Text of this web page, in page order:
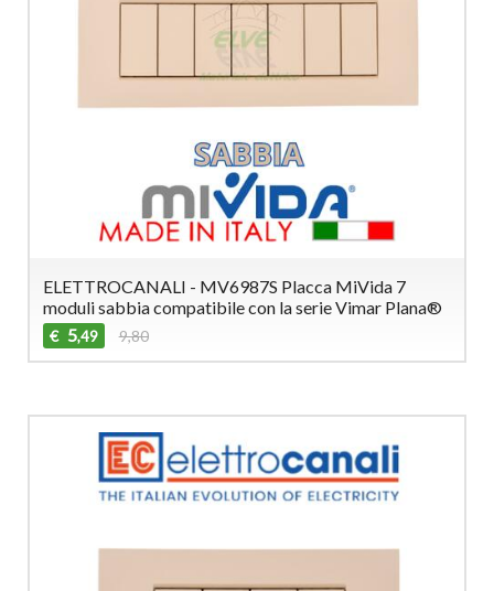
ELETTROCANALI - MV6987S Placca MiVida 7
moduli sabbia compatibile con la serie Vimar Plana®
€ 5,49 9,80